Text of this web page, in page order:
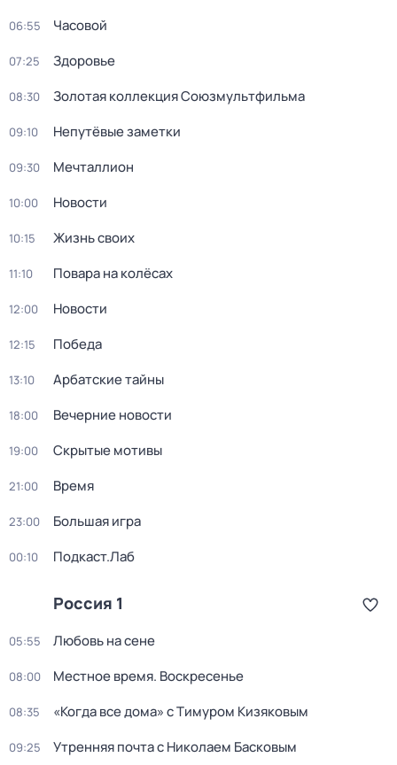
06:55 Часовой
07:25 Здоровье
08:30 Золотая коллекция Союзмультфильма
09:10 Непутёвые заметки
09:30 Мечталлион
10:00 Новости
10:15 Жизнь своих
11:10 Повара на колёсах
12:00 Новости
12:15 Победа
13:10 Арбатские тайны
18:00 Вечерние новости
19:00 Скрытые мотивы
21:00 Время
23:00 Большая игра
00:10 Подкаст.Лаб
Россия 1
05:55 Любовь на сене
08:00 Местное время. Воскресенье
08:35 «Когда все дома» с Тимуром Кизяковым
09:25 Утренняя почта с Николаем Басковым